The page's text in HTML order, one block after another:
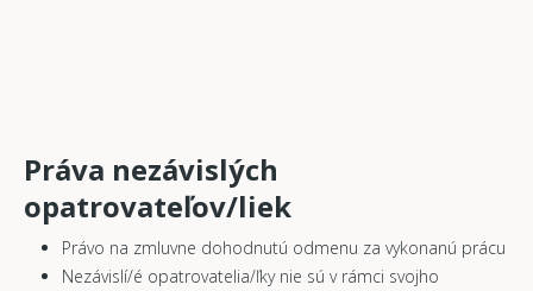
Práva nezávislých
opatrovateľov/liek
Právo na zmluvne dohodnutú odmenu za vykonanú prácu
Nezávislí/é opatrovatelia/ľky nie sú v rámci svojho